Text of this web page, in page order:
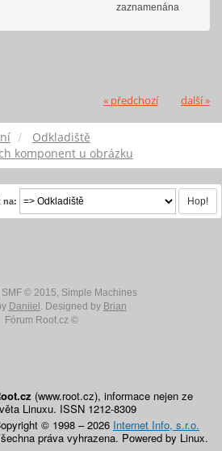
zaznamenána
« předchozí další »
Odkladiště
komponent u obrázku
na:
SMF © 2015, Simple Machines
Daniiel . Designed by Brian
Fórum Root.cz ©
(www.root.cz), informace nejen ze
Linuxu. ISSN 1212-8309
© 1998 – 2026 Internet Info, s.r.o.
práva vyhrazena. Powered by Linux.